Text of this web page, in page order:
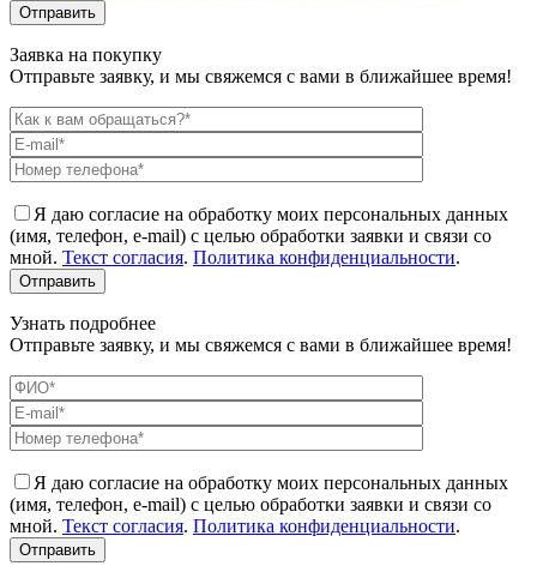
Заявка на покупку
Отправьте заявку, и мы свяжемся с вами в ближайшее время!
Я даю согласие на обработку моих персональных данных
(имя, телефон, e-mail) с целью обработки заявки и связи со
мной. Текст согласия. Политика конфиденциальности.
Узнать подробнее
Отправьте заявку, и мы свяжемся с вами в ближайшее время!
Я даю согласие на обработку моих персональных данных
(имя, телефон, e-mail) с целью обработки заявки и связи со
мной. Текст согласия. Политика конфиденциальности.